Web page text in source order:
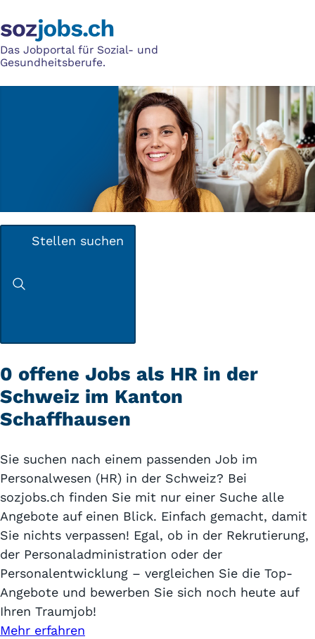
Das Jobportal für Sozial- und
Gesundheitsberufe.
Stellen suchen
0 offene Jobs als HR in der
Schweiz im Kanton
Schaffhausen
Sie suchen nach einem passenden Job im
Personalwesen (HR) in der Schweiz? Bei
sozjobs.ch finden Sie mit nur einer Suche alle
Angebote auf einen Blick. Einfach gemacht, damit
Sie nichts verpassen! Egal, ob in der Rekrutierung,
der Personaladministration oder der
Personalentwicklung – vergleichen Sie die Top-
Angebote und bewerben Sie sich noch heute auf
Ihren Traumjob!
Mehr erfahren